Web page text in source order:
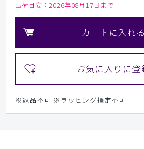
出荷目安： 2026年08月17日まで
カートに入れる
※返品不可 ※ラッピング指定不可